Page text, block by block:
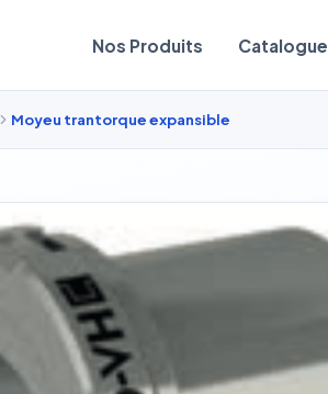
Nos Produits Catalogue
Moyeu trantorque expansible